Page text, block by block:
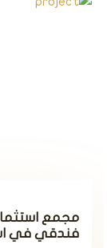
العديد من
منفصلة
المرافق
لقيت المرافق
مجمع
فندقي في